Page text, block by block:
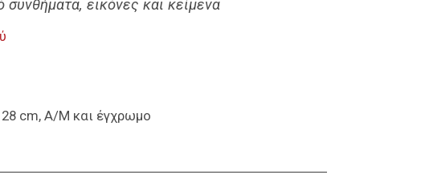
εικόνες και κείμενα
cm, Α/Μ και έγχρωμο